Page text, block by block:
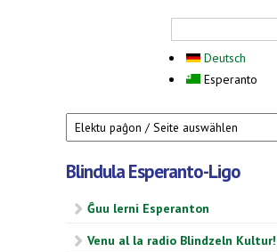
Deutsch
Esperanto
Blindula Esperanto-Ligo
Ĝuu lerni Esperanton
Venu al la radio Blindzeln Kultur!